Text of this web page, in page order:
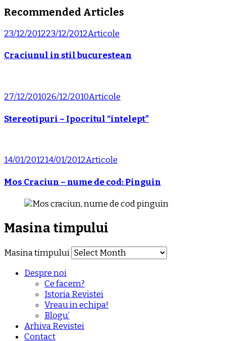
Recommended Articles
23/12/201223/12/2012Articole
Craciunul in stil bucurestean
27/12/201026/12/2010Articole
Stereotipuri – Ipocritul “intelept”
14/01/201214/01/2012Articole
Mos Craciun – nume de cod: Pinguin
Masina timpului
Masina timpului
Despre noi
Ce facem?
Istoria Revistei
Vreau in echipa!
Blogu’
Arhiva Revistei
Contact